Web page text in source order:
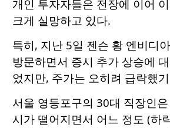
개인 투자자들은 전장에 이어
크게 실망하고 있다.
특히, 지난 5일 젠슨 황 엔비디
방문하면서 증시 추가 상승에
었지만, 주가는 오히려 급락했
서울 영등포구의 30대 직장인
시가 떨어지면서 어느 정도 (하